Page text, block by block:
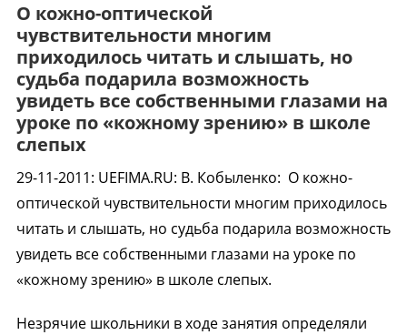
О кожно-оптической
чувствительности многим
приходилось читать и слышать, но
судьба подарила возможность
увидеть все собственными глазами на
уроке по «кожному зрению» в школе
слепых
29-11-2011: UEFIMA.RU: В. Кобыленко: О кожно-
оптической чувствительности многим приходилось
читать и слышать, но судьба подарила возможность
увидеть все собственными глазами на уроке по
«кожному зрению» в школе слепых.
Незрячие школьники в ходе занятия определяли